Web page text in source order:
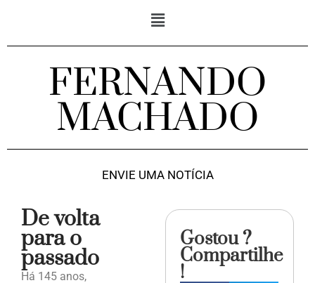
FERNANDO
MACHADO
ENVIE UMA NOTÍCIA
De volta
para o
passado
Há 145 anos,
Gostou ?
Compartilhe
!